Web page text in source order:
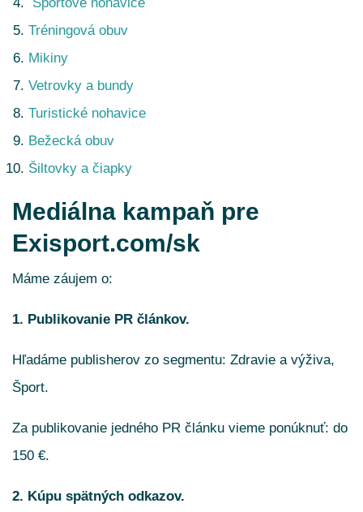
Tréningová obuv
Mikiny
Vetrovky a bundy
Turistické nohavice
Bežecká obuv
Šiltovky a čiapky
Mediálna kampaň pre
Exisport.com/sk
Máme záujem o:
1. Publikovanie PR článkov.
Hľadáme publisherov zo segmentu: Zdravie a výživa,
Šport.
Za publikovanie jedného PR článku vieme ponúknuť: do
150 €.
2. Kúpu spätných odkazov.